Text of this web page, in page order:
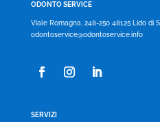
ODONTO SERVICE
Viale Romagna, 248-250 48125 Lido di
odontoservice@odontoservice.info
SERVIZI